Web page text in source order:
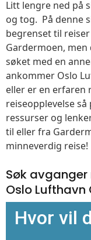
Litt lengre ned på
og tog. På denne
begrenset til
Gardermoen,
søket med en
ankommer Oslo
eller er en erfaren
reiseopplevelse
ressurser og
til eller fra
minneverdig reise!
Søk
Oslo Lufthavn
Hvor vil